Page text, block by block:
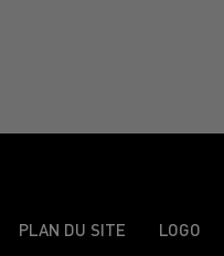
PLAN DU SITE LOGO